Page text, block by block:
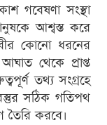
গবেষণা সংস্থা
আশ্বস্ত করে
কোনো ধরনের
থেকে প্রাপ্ত
তথ্য সংগ্রহে
সঠিক গতিপথ
তৈরি করবে।